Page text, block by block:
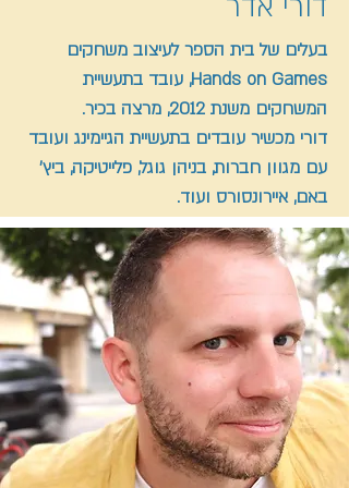
בעלים של בית הספר לעיצוב משחקים
Hands on Games, עובד בתעשיית
המשחקים משנת 2012, מרצה בכיר.
דורי מכשיר עובדים בתעשיית הגיימינג ועובד
עם מגוון חברות, בניהן גוגל, פלייטיקה, ביץ'
באם, איירונסורס ועוד.